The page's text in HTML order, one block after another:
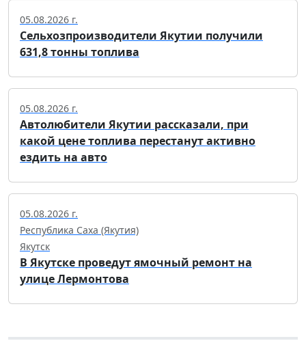
05.08.2026 г.
Сельхозпроизводители Якутии получили
631,8 тонны топлива
05.08.2026 г.
Автолюбители Якутии рассказали, при
какой цене топлива перестанут активно
ездить на авто
05.08.2026 г.
Республика Саха (Якутия)
Якутск
В Якутске проведут ямочный ремонт на
улице Лермонтова